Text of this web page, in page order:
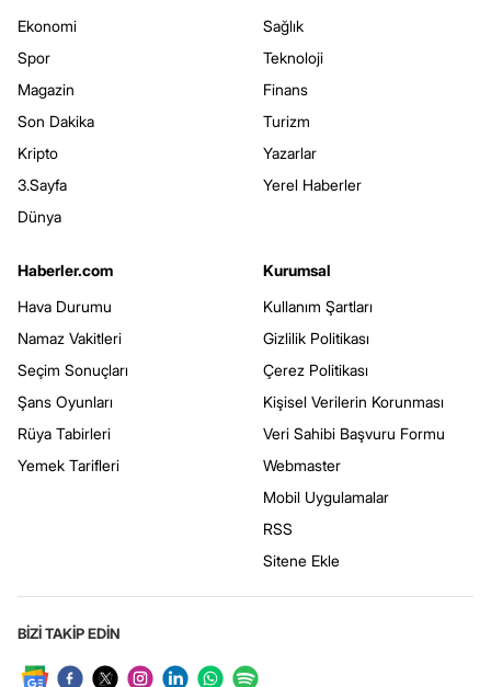
Ekonomi
Spor
Magazin
Son Dakika
Kripto
3.Sayfa
Dünya
Sağlık
Teknoloji
Finans
Turizm
Yazarlar
Yerel Haberler
Haberler.com
Hava Durumu
Namaz Vakitleri
Seçim Sonuçları
Şans Oyunları
Rüya Tabirleri
Yemek Tarifleri
Kurumsal
Kullanım Şartları
Gizlilik Politikası
Çerez Politikası
Kişisel Verilerin Korunması
Veri Sahibi Başvuru Formu
Webmaster
Mobil Uygulamalar
RSS
Sitene Ekle
BİZİ TAKİP EDİN